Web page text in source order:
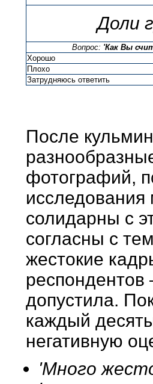
Доли
Вопрос: 'Как Вы
Хорошо
Плохо
Затрудняюсь ответить
После
фотографий,
исследования
солидарны с
согласны с
жестокие
респондентов
допустила.
каждый
негативную
'Много